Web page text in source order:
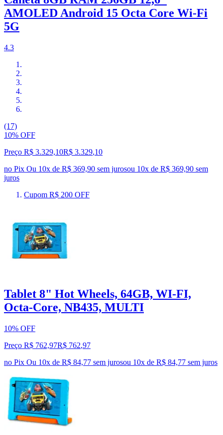
AMOLED Android 15 Octa Core Wi-Fi
5G
4.3
(17)
10% OFF
Preço R$ 3.329,10R$ 3.329,10
no Pix Ou 10x de R$ 369,90 sem jurosou 10x de R$ 369,90 sem
juros
Cupom R$ 200 OFF
Tablet 8" Hot Wheels, 64GB, WI-FI,
Octa-Core, NB435, MULTI
10% OFF
Preço R$ 762,97R$ 762,97
no Pix Ou 10x de R$ 84,77 sem jurosou 10x de R$ 84,77 sem juros